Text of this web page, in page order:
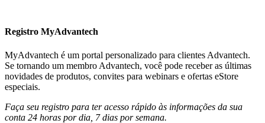
Registro MyAdvantech
MyAdvantech é um portal personalizado para clientes Advantech.
Se tornando um membro Advantech, você pode receber as últimas
novidades de produtos, convites para webinars e ofertas eStore
especiais.
Faça seu registro para ter acesso rápido às informações da sua
conta 24 horas por dia, 7 dias por semana.